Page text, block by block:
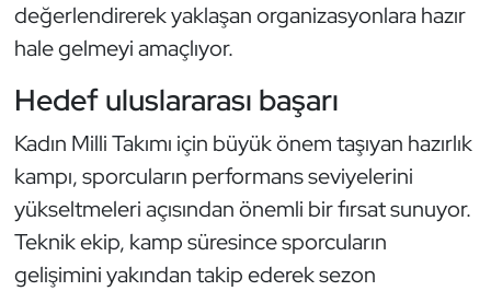
değerlendirerek yaklaşan organizasyonlara hazır
hale gelmeyi amaçlıyor.
Hedef uluslararası başarı
Kadın Milli Takımı için büyük önem taşıyan hazırlık
kampı, sporcuların performans seviyelerini
yükseltmeleri açısından önemli bir fırsat sunuyor.
Teknik ekip, kamp süresince sporcuların
gelişimini yakından takip ederek sezon
Modern Pentatlon
Motor Sporları
Muay Thai
Okçuluk
Optimist